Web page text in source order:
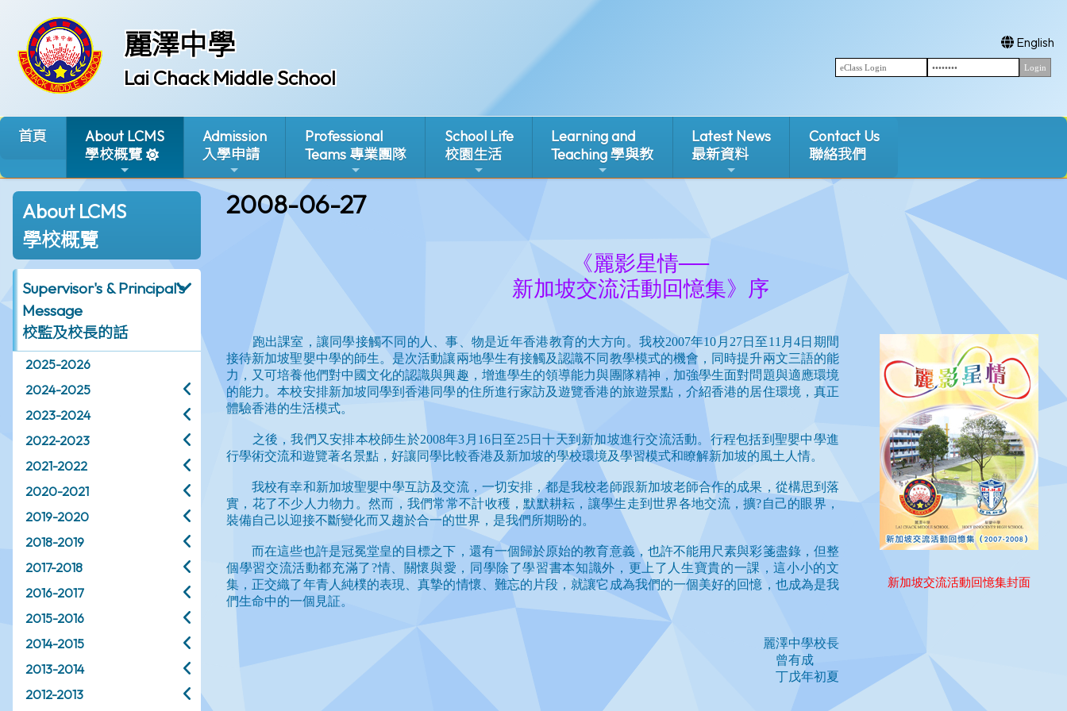
麗澤中學
Lai Chack Middle School
English
首頁
About LCMS
學校概覽
Admission
入學申請
Professional
Teams 專業團隊
School Life
校園生活
Learning and
Teaching 學與教
Latest News
最新資料
Contact Us
聯絡我們
About LCMS
學校概覽
Supervisor's & Principal's
Message
校監及校長的話
2025-2026
2024-2025
2023-2024
2022-2023
2021-2022
2020-2021
2019-2020
2018-2019
2017-2018
2016-2017
2015-2016
2014-2015
2013-2014
2012-2013
2008-06-27